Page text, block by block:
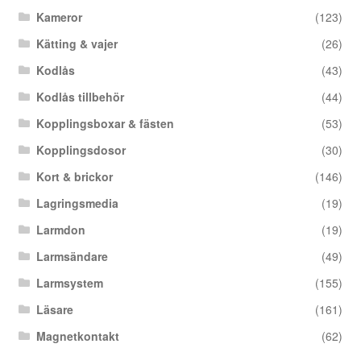
Kameror
(123)
Kätting & vajer
(26)
Kodlås
(43)
Kodlås tillbehör
(44)
Kopplingsboxar & fästen
(53)
Kopplingsdosor
(30)
Kort & brickor
(146)
Lagringsmedia
(19)
Larmdon
(19)
Larmsändare
(49)
Larmsystem
(155)
Läsare
(161)
Magnetkontakt
(62)